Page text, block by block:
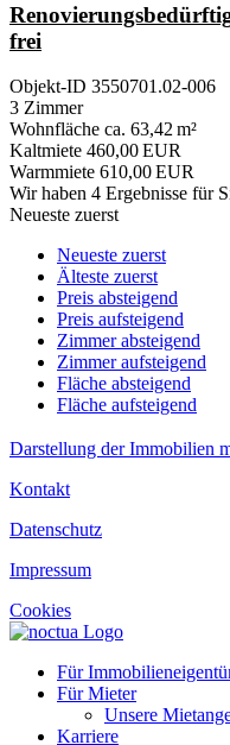
frei
Objekt-ID 3550701.02-006
3 Zimmer
Wohnfläche ca. 63,42 m²
Kaltmiete 460,00 EUR
Warmmiete 610,00 EUR
Wir haben 4 Ergebnisse für
Neueste zuerst
Neueste zuerst
Älteste zuerst
Preis absteigend
Preis aufsteigend
Zimmer absteigend
Zimmer aufsteigend
Fläche absteigend
Fläche aufsteigend
Darstellung der Immobilien
Kontakt
Datenschutz
Impressum
Cookies
Für
Für Mieter
Unsere
Karriere